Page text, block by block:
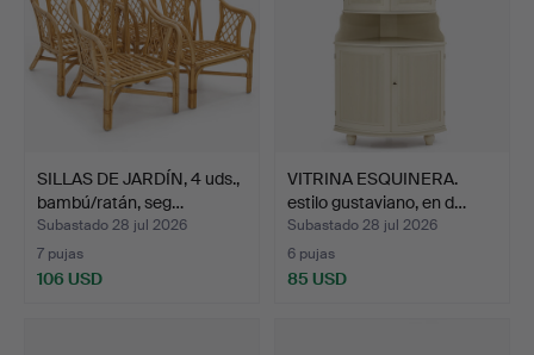
SILLAS DE JARDÍN, 4 uds.,
bambú/ratán, seg…
Subastado 28 jul 2026
7 pujas
106 USD
VITRINA ESQUINERA.
estilo gustaviano, en d…
Subastado 28 jul 2026
6 pujas
85 USD